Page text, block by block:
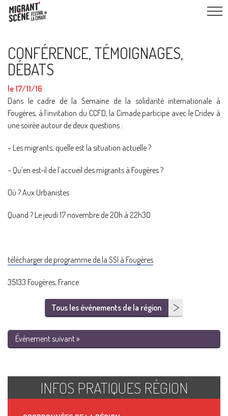
CONFÉRENCE, TÉMOIGNAGES,
DÉBATS
le 17/11/16
Dans le cadre de la Semaine de la solidarité internationale à
Fougères, à l’invitation du CCFD, la Cimade participe avec le Cridev à
une soirée autour de deux questions :
– Les migrants, quelle est la situation actuelle ?
– Qu’en est-il de l’accueil des migrants à Fougères ?
Où ? Aux Urbanistes
Quand ? Le jeudi 17 novembre de 20h à 22h30
télécharger de programme de la SSI à Fougères
35133 Fougères, France
Tous les événements de la région
Événement suivant »
INFOS PRATIQUES RÉGION